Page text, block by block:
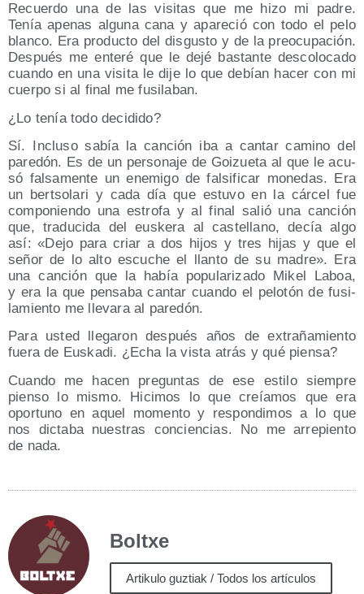
Recuer­do una de las visi­tas que me hizo mi padre.
Tenía ape­nas algu­na cana y apa­re­ció con todo el pelo
blan­co. Era pro­duc­to del dis­gus­to y de la preo­cu­pa­ción.
Des­pués me ente­ré que le dejé bas­tan­te des­co­lo­ca­do
cuan­do en una visi­ta le dije lo que debían hacer con mi
cuer­po si al final me fusilaban.
¿Lo tenía todo decidido?
Sí. Inclu­so sabía la can­ción iba a can­tar camino del
pare­dón. Es de un per­so­na­je de Goi­zue­ta al que le acu­
só fal­sa­men­te un enemi­go de fal­si­fi­car mone­das. Era
un ber­tso­la­ri y cada día que estu­vo en la cár­cel fue
com­po­nien­do una estro­fa y al final salió una can­ción
que, tra­du­ci­da del eus­ke­ra al cas­te­llano, decía algo
así: «Dejo para criar a dos hijos y tres hijas y que el
señor de lo alto escu­che el llan­to de su madre». Era
una can­ción que la había popu­la­ri­za­do Mikel Laboa,
y era la que pen­sa­ba can­tar cuan­do el pelo­tón de fusi­
la­mien­to me lle­va­ra al paredón.
Para usted lle­ga­ron des­pués años de extra­ña­mien­to
fue­ra de Eus­ka­di. ¿Echa la vis­ta atrás y qué piensa?
Cuan­do me hacen pre­gun­tas de ese esti­lo siem­pre
pien­so lo mis­mo. Hici­mos lo que creía­mos que era
opor­tuno en aquel momen­to y res­pon­di­mos a lo que
nos dic­ta­ba nues­tras con­cien­cias. No me arre­pien­to
de nada.
Boltxe
Artikulo guztiak / Todos los artículos